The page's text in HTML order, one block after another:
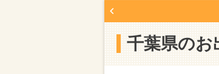
千葉県のお